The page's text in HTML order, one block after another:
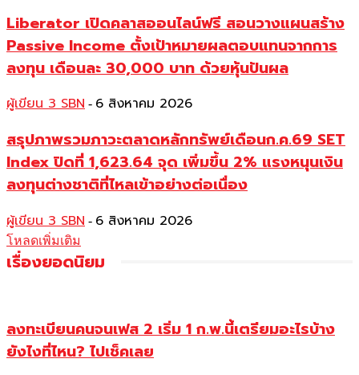
Liberator เปิดคลาสออนไลน์ฟรี สอนวางแผนสร้าง
Passive Income ตั้งเป้าหมายผลตอบแทนจากการ
ลงทุน เดือนละ 30,000 บาท ด้วยหุ้นปันผล
ผู้เขียน 3 SBN - 6 สิงหาคม 2026
สรุปภาพรวมภาวะตลาดหลักทรัพย์เดือนก.ค.69 SET
Index ปิดที่ 1,623.64 จุด เพิ่มขึ้น 2% แรงหนุนเงิน
ลงทุนต่างชาติที่ไหลเข้าอย่างต่อเนื่อง
ผู้เขียน 3 SBN - 6 สิงหาคม 2026
โหลดเพิ่มเติม
เรื่องยอดนิยม
ลงทะเบียนคนจนเฟส 2 เริ่ม 1 ก.พ.นี้เตรียมอะไรบ้าง
ยังไงที่ไหน? ไปเช็คเลย